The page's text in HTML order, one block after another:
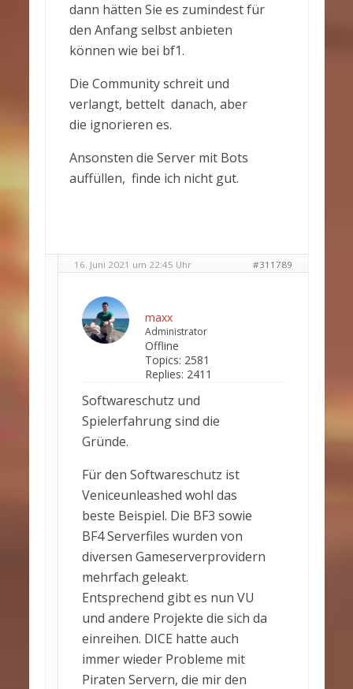
dann hätten Sie es zumindest für
den Anfang selbst anbieten
können wie bei bf1.
Die Community schreit und
verlangt, bettelt danach, aber
die ignorieren es.
Ansonsten die Server mit Bots
auffüllen, finde ich nicht gut.
16. Juni 2021 um 22:45 Uhr #311789
maxx
Administrator
Offline
Topics: 2581
Replies: 2411
Softwareschutz und
Spielerfahrung sind die
Gründe.
Für den Softwareschutz ist
Veniceunleashed wohl das
beste Beispiel. Die BF3 sowie
BF4 Serverfiles wurden von
diversen Gameserverprovidern
mehrfach geleakt.
Entsprechend gibt es nun VU
und andere Projekte die sich da
einreihen. DICE hatte auch
immer wieder Probleme mit
Piraten Servern, die mir den